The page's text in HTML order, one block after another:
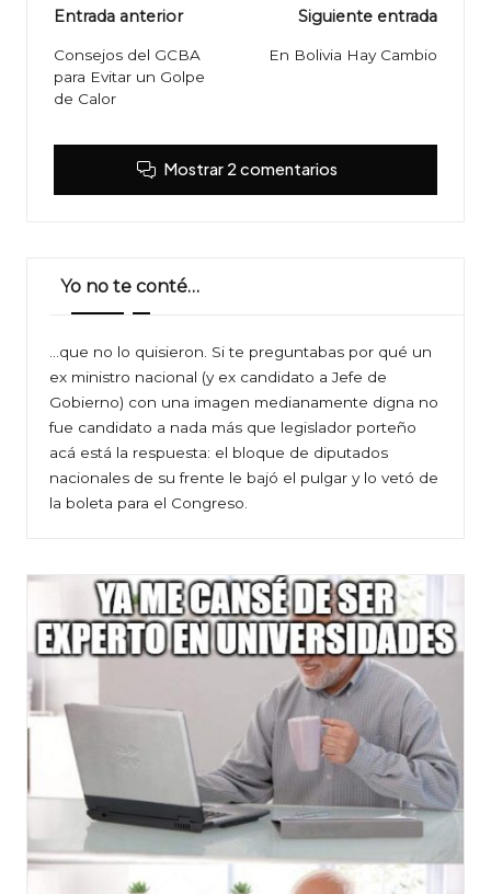
Navegación
de
entradas
Entrada anterior
Consejos del GCBA
para Evitar un Golpe
de Calor
Siguiente entrada
En Bolivia Hay Cambio
Mostrar 2 comentarios
Yo no te conté…
…que no lo quisieron. Si te preguntabas por qué un
ex ministro nacional (y ex candidato a Jefe de
Gobierno) con una imagen medianamente digna no
fue candidato a nada más que legislador porteño
acá está la respuesta: el bloque de diputados
nacionales de su frente le bajó el pulgar y lo vetó de
la boleta para el Congreso.